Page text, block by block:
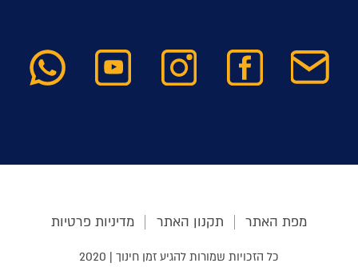
מפת האתר תקנון האתר מדיניות פרטיות
כל הזכויות שמורות להגיע זמן חינוך | 2020